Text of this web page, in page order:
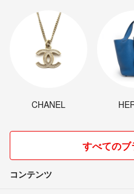
CHANEL
すべての
コンテンツ